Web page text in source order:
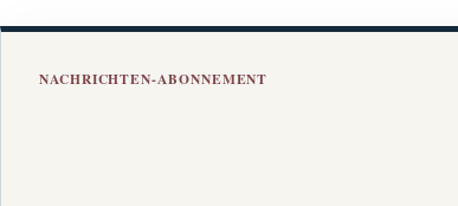
NACHRICHTEN-ABONNEMENT